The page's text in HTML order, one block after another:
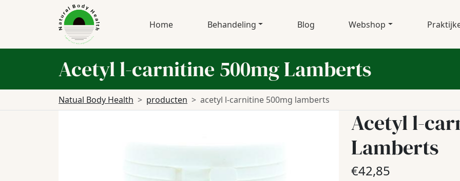
Home Behandeling Blog Webshop
Acetyl l-carnitine 500mg Lamberts
Natual Body Health producten acetyl l-carnitine 500mg lamberts
Acetyl l-
Lamberts
€42,85